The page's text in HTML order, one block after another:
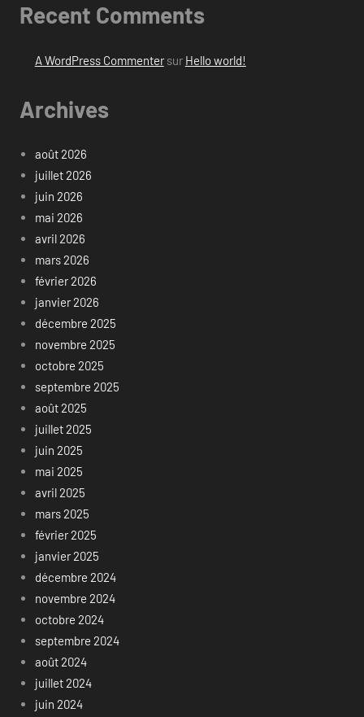
Recent Comments
A WordPress Commentersur Hello world!
Archives
août 2026
juillet 2026
juin 2026
mai 2026
avril 2026
mars 2026
février 2026
janvier 2026
décembre 2025
novembre 2025
octobre 2025
septembre 2025
août 2025
juillet 2025
juin 2025
mai 2025
avril 2025
mars 2025
février 2025
janvier 2025
décembre 2024
novembre 2024
octobre 2024
septembre 2024
août 2024
juillet 2024
juin 2024